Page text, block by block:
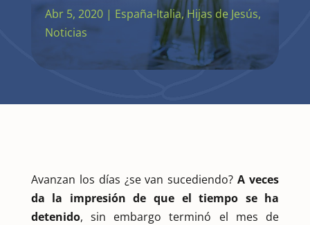
Abr 5, 2020| España-Italia,Hijas de Jesús,
Noticias
Avanzan los días ¿se van sucediendo?A veces
da la impresión de que el tiempo se ha
detenido, sin embargo terminó el mes de